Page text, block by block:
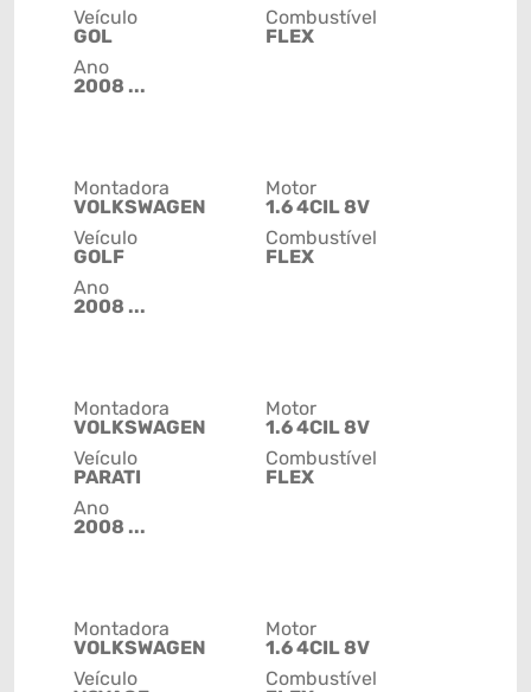
Veículo
GOL
Ano
2008 ...
Combustível
FLEX
Montadora
VOLKSWAGEN
Veículo
GOLF
Ano
2008 ...
Motor
1.6 4CIL 8V
Combustível
FLEX
Montadora
VOLKSWAGEN
Veículo
PARATI
Ano
2008 ...
Motor
1.6 4CIL 8V
Combustível
FLEX
Montadora
VOLKSWAGEN
Veículo
Motor
1.6 4CIL 8V
Combustível